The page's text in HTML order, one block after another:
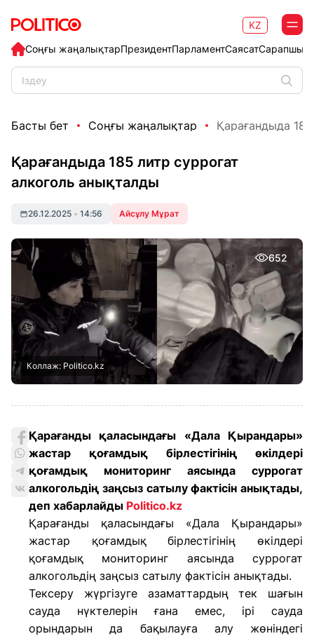
Соңғы жаңалықтарПрезидентПарламентСаясат
KZ
Басты бет Соңғы жаңалықтар Қарағандыда
Қарағандыда 185 литр суррогат
алкоголь анықталды
26.12.2025 • 14:56 Айсұлу Мұрат
652
Коллаж: Politico.kz
Қарағанды қаласындағы «Дала Қырандары»
жастар қоғамдық бірлестігінің өкілдері
қоғамдық мониторинг аясында суррогат
алкогольдің заңсыз сатылу фактісін анықтады,
деп хабарлайды Politico.kz
Қарағанды қаласындағы «Дала Қырандары»
жастар қоғамдық бірлестігінің өкілдері
қоғамдық мониторинг аясында суррогат
алкогольдің заңсыз сатылу фактісін анықтады.
Тексеру жүргізуге азаматтардың тек шағын
сауда нүктелерін ғана емес, ірі сауда
орындарын да бақылауға алу жөніндегі